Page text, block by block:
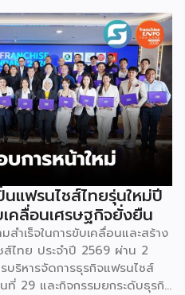
ตารางเมตร หวังเป็นทาง
รษฐกิจไทยให้ฟื้นตัว เสิร์ฟครบ
งทั่วประเทศ พร้อมเสวนาให้
กิจกรรมเจรจาจับคู่ธุรกิจทั้งใน
ระหว่างวันที่ 6-9 สิงหาคมนี้ ที่
คาดเม็ดเงินสะพัดในงานราว
นาภากรณ์ อธิบดีกรมพัฒนา
าวว่า งาน ” Franchise Expo
Selection Expo
จแฟรนไชส์และโซลูชั่นส์แบบครบ
แฟรนไชส์ไทยรุ่นใหม่ปี
คลื่อนเศรษฐกิจยั่งยืน
ำเร็จในการขับเคลื่อนและสร้าง
ส์ไทย ประจำปี 2569 ผ่าน 2
ริหารจัดการธุรกิจแฟรนไชส์
ที่ 29 และกิจกรรมยกระดับธุรกิจ